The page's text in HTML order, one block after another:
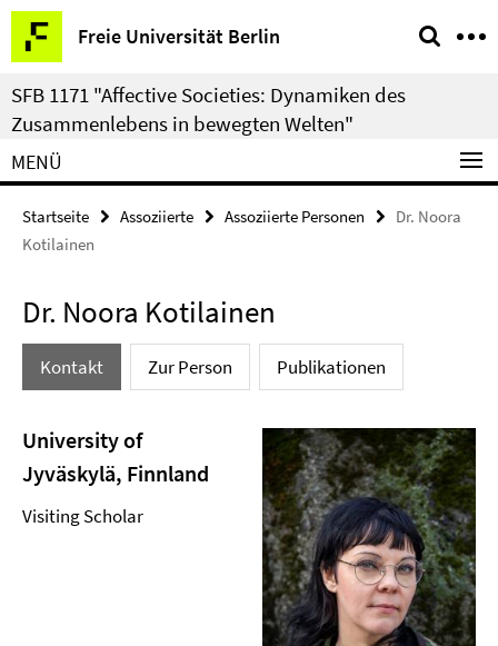
Springe
direkt
zu
Inhalt
Freie Universität Berlin
Service-
Navigation
SFB 1171 "Affective Societies: Dynamiken des
Zusammenlebens in bewegten Welten"
MENÜ
Startseite Assoziierte Assoziierte Personen
Dr. Noora
Kotilainen
Dr. Noora Kotilainen
Kontakt Zur Person Publikationen
University of
Jyväskylä, Finnland
Visiting Scholar